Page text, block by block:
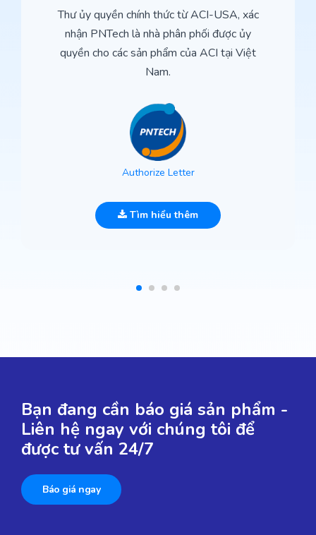
Thư ủy quyền chính thức từ ACI-USA, xác
nhận PNTech là nhà phân phối được ủy
quyền cho các sản phẩm của ACI tại Việt
Nam.
Authorize Letter
Tìm hiểu thêm
Bạn đang cần báo giá sản phẩm -
Liên hệ ngay với chúng tôi để
được tư vấn 24/7
Báo giá ngay